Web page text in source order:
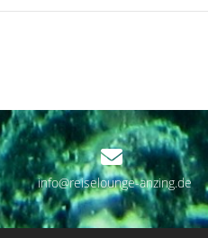
info@reiselounge-anzing.de